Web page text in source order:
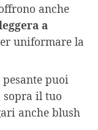
anche
a
uniformare la
puoi
il tuo
anche blush